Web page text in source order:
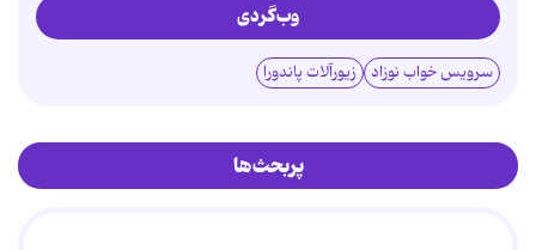
وب‌گردی
سرویس خواب نوزاد زیورآلات پاندورا
پربحث‌ها